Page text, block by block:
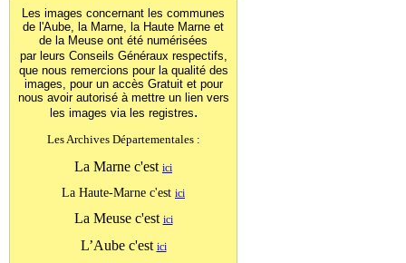
Les images concernant les communes
de l'Aube, la Marne, la Haute Marne et
de la Meuse ont été numérisées
par leurs Conseils Généraux respectifs,
que nous remercions pour la qualité des
images, pour un accès Gratuit et pour
nous avoir autorisé à mettre un lien vers
les images via les registres.
Les Archives Départementales :
La Marne c'est ici
La Haute-Marne c'est ici
La Meuse c'est ici
L’Aube c'est ici